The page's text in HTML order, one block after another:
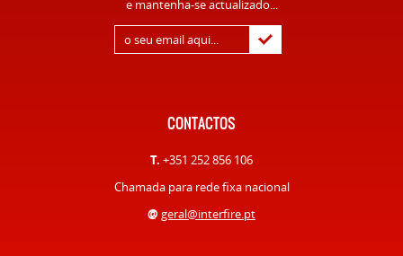
e mantenha-se actualizado...
CONTACTOS
T. +351 252 856 106
Chamada para rede fixa nacional
@ geral@interfire.pt